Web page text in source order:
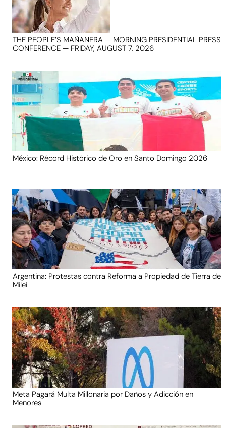
THE PEOPLE’S MAÑANERA — MORNING PRESIDENTIAL PRESS
CONFERENCE — FRIDAY, AUGUST 7, 2026
México: Récord Histórico de Oro en Santo Domingo 2026
Argentina: Protestas contra Reforma a Propiedad de Tierra de
Milei
Meta Pagará Multa Millonaria por Daños y Adicción en
Menores